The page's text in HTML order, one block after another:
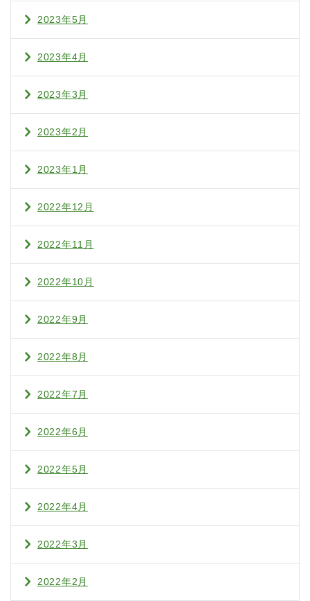
2023年5月
2023年4月
2023年3月
2023年2月
2023年1月
2022年12月
2022年11月
2022年10月
2022年9月
2022年8月
2022年7月
2022年6月
2022年5月
2022年4月
2022年3月
2022年2月